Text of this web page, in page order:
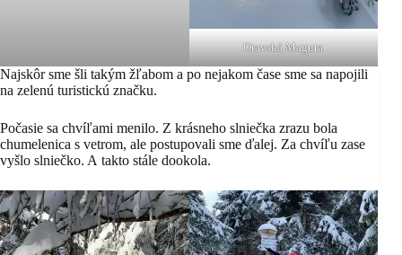
Oravská Magura
Najskôr sme šli takým žľabom a po nejakom čase sme sa napojili
na zelenú turistickú značku.
Počasie sa chvíľami menilo. Z krásneho slniečka zrazu bola
chumelenica s vetrom, ale postupovali sme ďalej. Za chvíľu zase
vyšlo slniečko. A takto stále dookola.